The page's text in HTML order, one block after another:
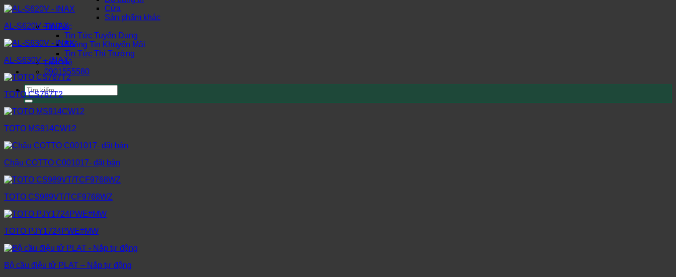
Cửa
Sản phẩm khác
Tin Tức
Tin Tức Tuyển Dụng
Thông Tin Khuyến Mãi
Tin Tức Thị Trường
Liên Hệ
0901555580
Tìm
kiếm:
AL-S620V – INAX
AL-S630V – INAX
TOTO CS767T2
TOTO MS914CW12
Chậu COTTO C001017- đặt bàn
TOTO CS989VT/TCF9768WZ
TOTO PJY1724PWE#MW
Bộ cầu điệu tử PLAT – Nắp tự động